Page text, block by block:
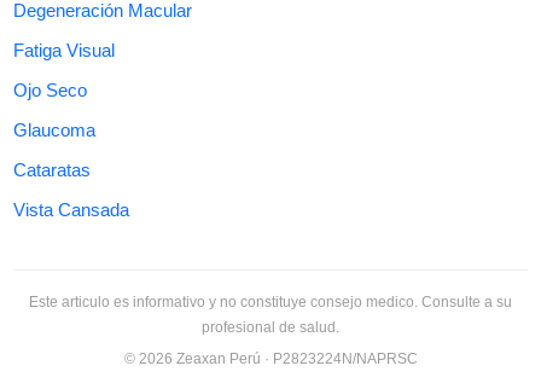
Degeneración Macular
Fatiga Visual
Ojo Seco
Glaucoma
Cataratas
Vista Cansada
Este articulo es informativo y no constituye consejo medico. Consulte a su
profesional de salud.
© 2026 Zeaxan Perú · P2823224N/NAPRSC